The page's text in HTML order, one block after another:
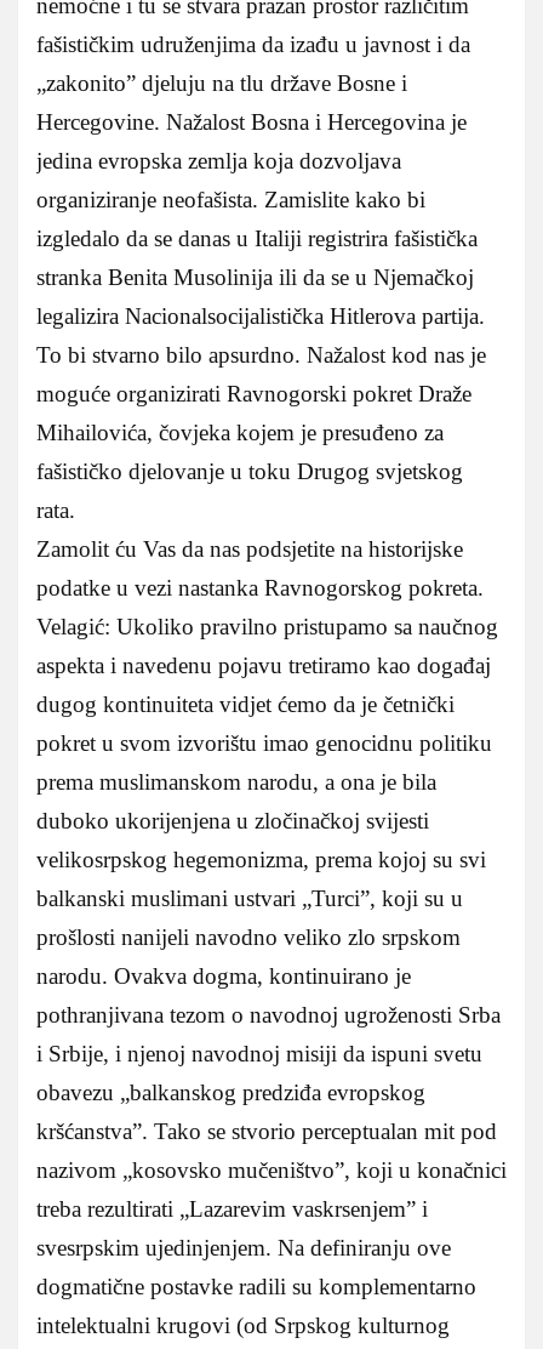
fašističkim udruženjima da izađu u javnost i da
„zakonito” djeluju na tlu države Bosne i
Hercegovine. Nažalost Bosna i Hercegovina je
jedina evropska zemlja koja dozvoljava
organiziranje neofašista. Zamislite kako bi
izgledalo da se danas u Italiji registrira fašistička
stranka Benita Musolinija ili da se u Njemačkoj
legalizira Nacionalsocijalistička Hitlerova partija.
To bi stvarno bilo apsurdno. Nažalost kod nas je
moguće organizirati Ravnogorski pokret Draže
Mihailovića, čovjeka kojem je presuđeno za
fašističko djelovanje u toku Drugog svjetskog
rata.
Zamolit ću Vas da nas podsjetite na historijske
podatke u vezi nastanka Ravnogorskog pokreta.
Velagić: Ukoliko pravilno pristupamo sa naučnog
aspekta i navedenu pojavu tretiramo kao događaj
dugog kontinuiteta vidjet ćemo da je četnički
pokret u svom izvorištu imao genocidnu politiku
prema muslimanskom narodu, a ona je bila
duboko ukorijenjena u zločinačkoj svijesti
velikosrpskog hegemonizma, prema kojoj su svi
balkanski muslimani ustvari „Turci”, koji su u
prošlosti nanijeli navodno veliko zlo srpskom
narodu. Ovakva dogma, kontinuirano je
pothranjivana tezom o navodnoj ugroženosti Srba
i Srbije, i njenoj navodnoj misiji da ispuni svetu
obavezu „balkanskog predziđa evropskog
kršćanstva”. Tako se stvorio perceptualan mit pod
nazivom „kosovsko mučeništvo”, koji u konačnici
treba rezultirati „Lazarevim vaskrsenjem” i
svesrpskim ujedinjenjem. Na definiranju ove
dogmatične postavke radili su komplementarno
intelektualni krugovi (od Srpskog kulturnog